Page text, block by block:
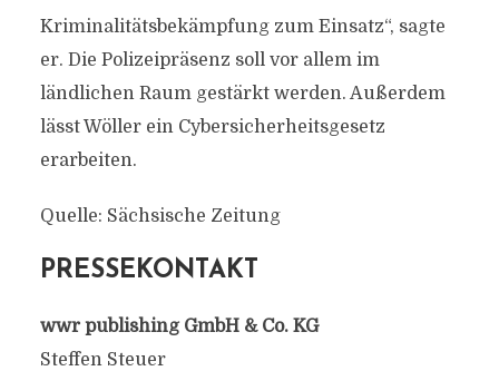
Kriminalitätsbekämpfung zum Einsatz“, sagte
er. Die Polizeipräsenz soll vor allem im
ländlichen Raum gestärkt werden. Außerdem
lässt Wöller ein Cybersicherheitsgesetz
erarbeiten.
Quelle: Sächsische Zeitung
PRESSEKONTAKT
wwr publishing GmbH & Co. KG
Steffen Steuer